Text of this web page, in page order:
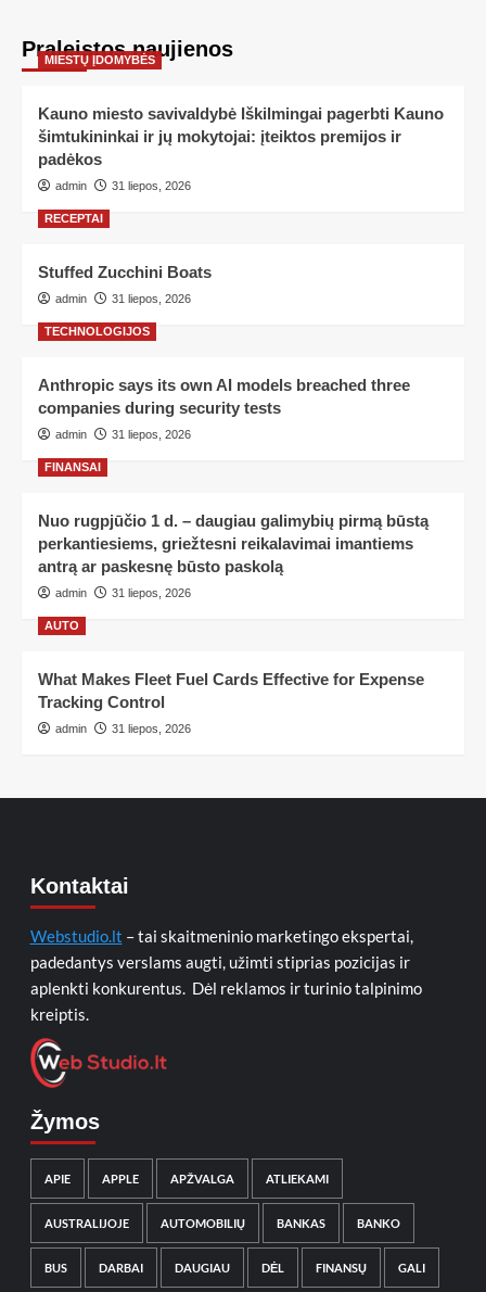
Praleistos naujienos
MIESTŲ ĮDOMYBĖS
Kauno miesto savivaldybė Iškilmingai pagerbti Kauno
šimtukininkai ir jų mokytojai: įteiktos premijos ir
padėkos
admin 31 liepos, 2026
RECEPTAI
Stuffed Zucchini Boats
admin 31 liepos, 2026
TECHNOLOGIJOS
Anthropic says its own AI models breached three
companies during security tests
admin 31 liepos, 2026
FINANSAI
Nuo rugpjūčio 1 d. – daugiau galimybių pirmą būstą
perkantiesiems, griežtesni reikalavimai imantiems
antrą ar paskesnę būsto paskolą
admin 31 liepos, 2026
AUTO
What Makes Fleet Fuel Cards Effective for Expense
Tracking Control
admin 31 liepos, 2026
Kontaktai
Webstudio.lt – tai skaitmeninio marketingo ekspertai,
padedantys verslams augti, užimti stiprias pozicijas ir
aplenkti konkurentus. Dėl reklamos ir turinio talpinimo
kreiptis.
Žymos
APIE APPLE APŽVALGA ATLIEKAMI
AUSTRALIJOJE AUTOMOBILIŲ BANKAS BANKO
BUS DARBAI DAUGIAU DĖL FINANSŲ GALI